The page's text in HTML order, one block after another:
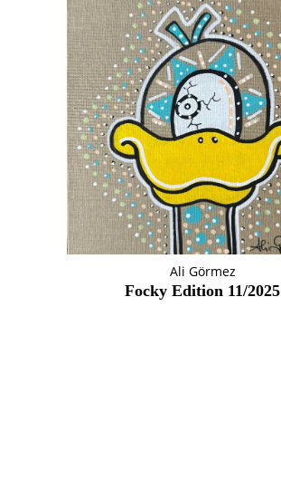
Ali Görmez
Focky Edition 11/2025